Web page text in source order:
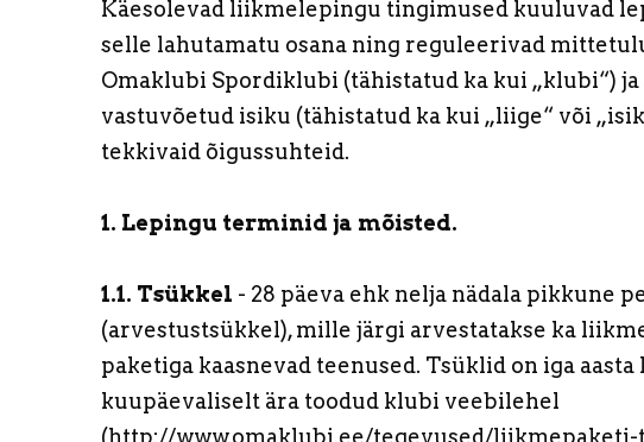
Käesolevad liikmelepingu tingimused kuuluvad
selle lahutamatu osana ning reguleerivad
Omaklubi Spordiklubi (tähistatud ka kui „klubi“)
vastuvõetud isiku (tähistatud ka kui „liige“ või
tekkivaid õigussuhteid.
1. Lepingu terminid ja mõisted.
1.1. Tsükkel - 28 päeva ehk nelja nädala pikkune
(arvestustsükkel), mille järgi arvestatakse ka
paketiga kaasnevad teenused. Tsüklid on iga aasta
kuupäevaliselt ära toodud klubi veebilehel
(http://www.omaklubi.ee/tegevused/liikmepaketi-